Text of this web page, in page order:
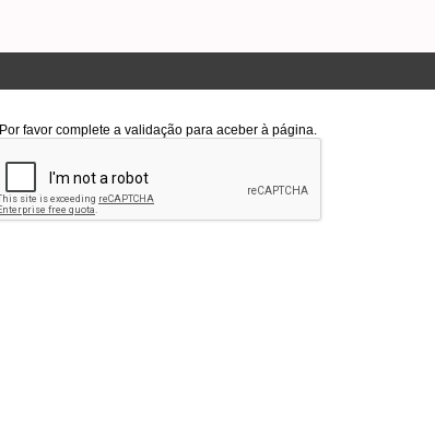
Por favor complete a validação para aceber à página.